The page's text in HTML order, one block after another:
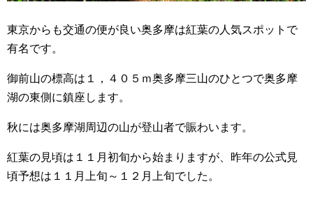
東京からも交通の便が良い奥多摩は紅葉の人気スポットで
有名です。
御前山の標高は１，４０５ｍ奥多摩三山のひとつで奥多摩
湖の東側に鎮座します。
秋には奥多摩湖周辺の山が登山者で賑わいます。
紅葉の見頃は１１月初旬から始まりますが、昨年の公式見
頃予想は１１月上旬～１２月上旬でした。